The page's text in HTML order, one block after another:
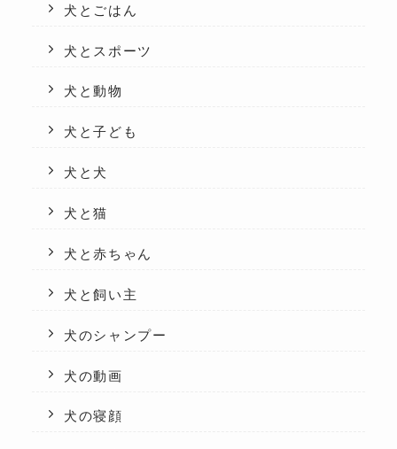
犬とごはん
犬とスポーツ
犬と動物
犬と子ども
犬と犬
犬と猫
犬と赤ちゃん
犬と飼い主
犬のシャンプー
犬の動画
犬の寝顔